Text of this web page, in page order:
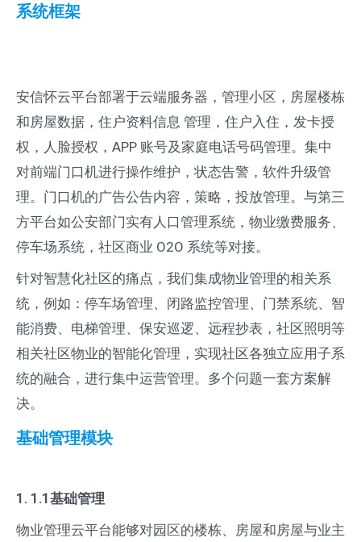
系统框架
安信怀云平台部署于云端服务器，管理小区，房屋楼栋
和房屋数据，住户资料信息 管理，住户入住，发卡授
权，人脸授权，APP 账号及家庭电话号码管理。集中
对前端门口机进行操作维护，状态告警，软件升级管
理。门口机的广告公告内容，策略，投放管理。与第三
方平台如公安部门实有人口管理系统，物业缴费服务、
停车场系统，社区商业 O2O 系统等对接。
针对智慧化社区的痛点，我们集成物业管理的相关系
统，例如：停车场管理、闭路监控管理、门禁系统、智
能消费、电梯管理、保安巡逻、远程抄表，社区照明等
相关社区物业的智能化管理，实现社区各独立应用子系
统的融合，进行集中运营管理。多个问题一套方案解
决。
基础管理模块
1. 1.1基础管理
物业管理云平台能够对园区的楼栋、房屋和房屋与业主